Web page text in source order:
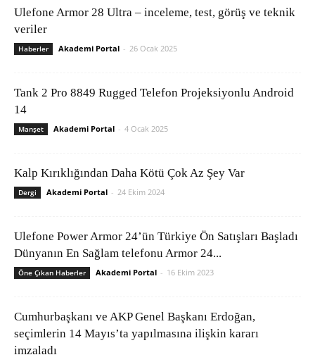
Ulefone Armor 28 Ultra – inceleme, test, görüş ve teknik
veriler
Haberler Akademi Portal - 26 Ocak 2025
Tank 2 Pro 8849 Rugged Telefon Projeksiyonlu Android
14
Manşet Akademi Portal - 4 Ocak 2025
Kalp Kırıklığından Daha Kötü Çok Az Şey Var
Dergi Akademi Portal - 24 Ekim 2024
Ulefone Power Armor 24’ün Türkiye Ön Satışları Başladı
Dünyanın En Sağlam telefonu Armor 24...
Öne Çıkan Haberler Akademi Portal - 16 Ekim 2023
Cumhurbaşkanı ve AKP Genel Başkanı Erdoğan,
seçimlerin 14 Mayıs’ta yapılmasına ilişkin kararı
imzaladı